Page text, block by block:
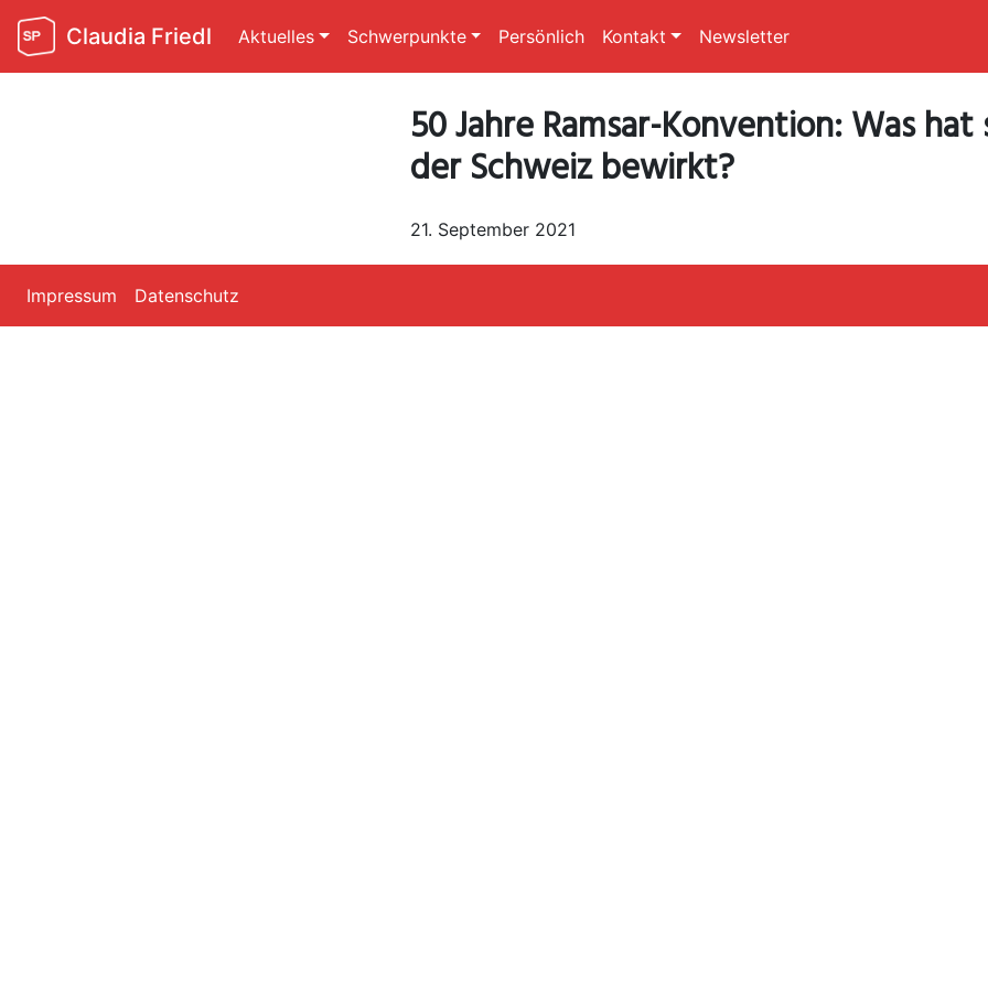
Claudia Friedl Aktuelles Schwerpunkte Persönlich Kontakt Newsletter
50 Jahre Ramsar-Konvention: Was hat
der Schweiz bewirkt?
21. September 2021
Impressum Datenschutz